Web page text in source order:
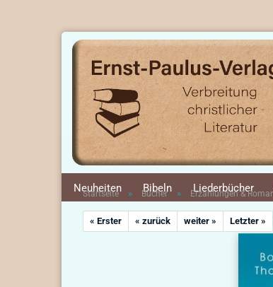
Neuheiten Bibeln Liederbücher
Startseite » Bücher » Erzählungen &
« Erster « zurück weiter » Letzter »